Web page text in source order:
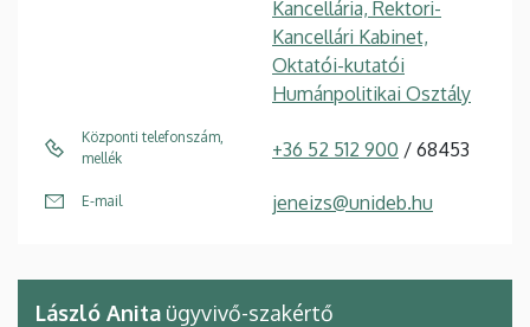
Kancellária, Rektori-
Kancellári Kabinet,
Oktatói-kutatói
Humánpolitikai Osztály
Központi telefonszám,
mellék
+36 52 512 900 / 68453
E-mail jeneizs@unideb.hu
László Anita ügyvivő-szakértő